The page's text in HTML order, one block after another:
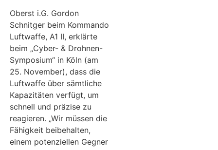
Oberst i.G. Gordon
Schnitger beim Kommando
Luftwaffe, A1 II, erklärte
beim „Cyber- & Drohnen-
Symposium“ in Köln (am
25. November), dass die
Luftwaffe über sämtliche
Kapazitäten verfügt, um
schnell und präzise zu
reagieren. „Wir müssen die
Fähigkeit beibehalten,
einem potenziellen Gegner